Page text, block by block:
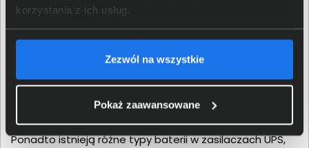
korzystania z ich usług.
Zezwól na wszystkie
Pokaż zaawansowane
pojemność (moc). Zasilacz UPS o odpowiedniej mocy,
Ważne jest uwzględnienie sumarycznego poboru mocy
przez urządzenia, które podłączono do zasilacza. UPS
model zapewni wystarczający czas na bezpieczne
zamknięcie systemu operacyjnego lub dłuższą pracę w
przypadku długotrwałych przerw w dostawie prądu.
Ponadto istnieją różne typy baterii w zasilaczach UPS,